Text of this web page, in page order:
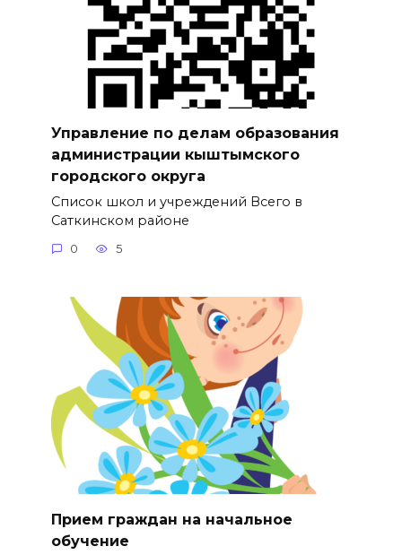
Управление по делам образования
администрации кыштымского
городского округа
Список школ и учреждений Всего в
Саткинском районе
0 5
Прием граждан на начальное
обучение